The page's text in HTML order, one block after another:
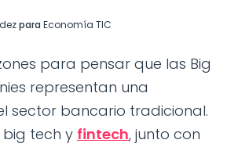
para Economía TIC
para pensar que las Big
representan una
sector bancario tradicional.
big tech y fintech, junto con